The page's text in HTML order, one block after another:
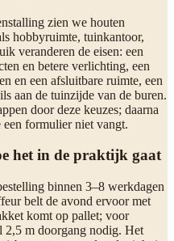
zien we houten
hobbyruimte, tuinkantoor,
veranderen de eisen: een
en betere verlichting, een
en een afsluitbare ruimte, een
aan de tuinzijde van de buren.
door deze keuzes; daarna
een formulier niet vangt.
het in de praktijk gaat
binnen 3–8 werkdagen
belt de avond ervoor met
komt op pallet; voor
2,5 m doorgang nodig. Het